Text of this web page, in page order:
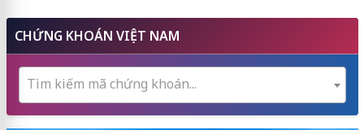
CHỨNG KHOÁN VIỆT NAM
Tìm kiếm mã chứng khoán...